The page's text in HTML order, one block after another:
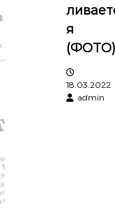
п
и
с
я
я
(ФОТО)
18.03.2022
admin